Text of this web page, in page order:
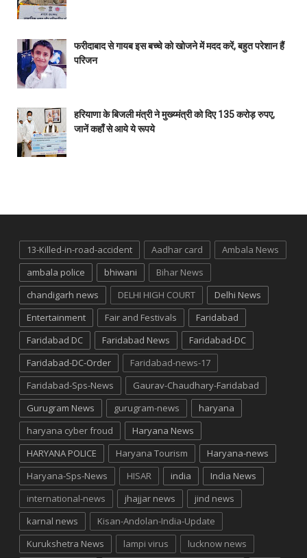
फरीदाबाद से गायब इस बच्चे को खोजने में मदद करें, बहुत परेशान हैं
परिजन
हरियाणा के बिजली मंत्री ने मुख्य्मंत्री को दिए 135 करोड़ रुपए,
जानें कहाँ से आये ये रूपये
13-Killed-in-road-accident Aadhar card
Ambala News
ambala police
bhiwani
Bihar News
chandigarh news
DELHI HIGH COURT
Delhi News
Entertainment
Fair and Festivals
Faridabad
Faridabad DC
Faridabad News
Faridabad-DC
Faridabad-DC-Order
Faridabad-news-17
Faridabad-Sps-News
Gaurav-Chaudhary-Faridabad
Gurugram News
gurugram-news
haryana
haryana cyber froud
Haryana News
HARYANA POLICE
Haryana Tourism
Haryana-news
Haryana-Sps-News
HISAR india
India News
international-news
jhajjar news
jind news
karnal news
Kisan-Andolan-India-Update
Kurukshetra News
lampi virus lucknow news